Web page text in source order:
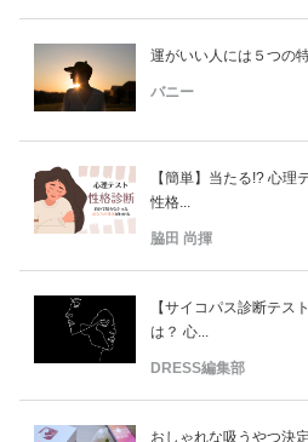
運がいい人には５つの
バニー
【簡単】当たる!? 心理
性格...
脇田 尚揮
【サイコパス診断テス
は？ 心...
DRESS編集部
おしゃれな吸うやつ決